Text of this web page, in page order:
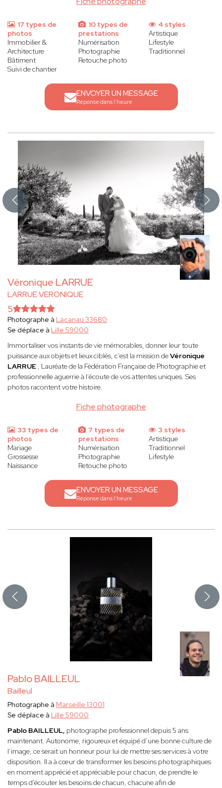
17 types de
photos
Immobilier &
Architecture
Bâtiment
Suivi de chantier
10 types de
prestations
Numérisation
Photographie
Retouche photo
4 styles
Artistique
Lifestyle
Traditionnel
ENVOYER UN MESSAGE
Réponse dans l'heure
Véronique LARRUE
LARRUE VERONIQUE
Fiche photographe
5
Photographe à Lacanau 33680
Se déplace à Lille 59000
Immortaliser vos instants de vie mémorables, donner leur toute
puissance aux objets et lieux ciblés, c’est la mission deVéronique
LARRUE , Lauréate de la Fédération Française de Photographie et
professionnelle aguerrie à l’écoute de vos attentes uniques. Ses
photos racontent votre histoire.
33 types de
photos
Mariage
Grossesse
Naissance
7 types de
prestations
Numérisation
Photographie
Retouche photo
3 styles
Artistique
Traditionnel
Lifestyle
ENVOYER UN MESSAGE
Réponse dans l'heure
Pablo BAILLEUL
Bailleul
Photographe à Marseille 13001
Se déplace à Lille 59000
Pablo BAILLEUL, photographe professionnel depuis 5 ans
maintenant. Autonome, rigoureux et équipé d’une bonne culture de
l’image, ce serait un honneur pour lui de mettre ses services à votre
disposition. Il a à cœur de transformer les besoins photographiques
en moment apprécié et appréciable pour chacun, de prendre le
temps d'écouter les besoins de chacun, chacune afin de